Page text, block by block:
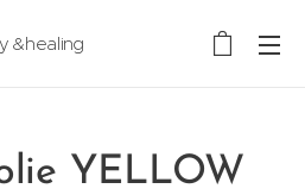
&healing
YELLOW